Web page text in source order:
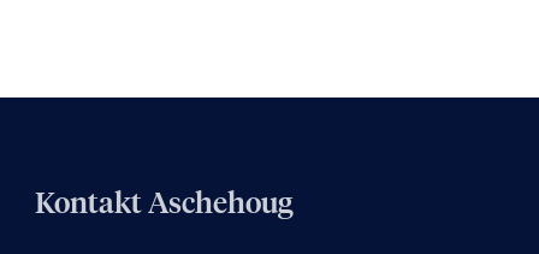
Kontakt Aschehoug